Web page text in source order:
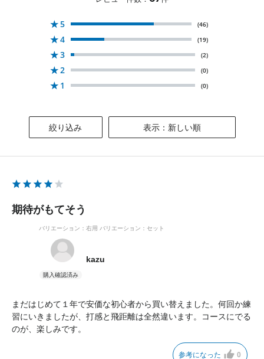
★5 (46)
★4 (19)
★3 (2)
★2 (0)
★ 1 (0)
絞り込み 表示：新しい順
期待がもてそう
バリエーション：右用 バリエーション：セット
kazu
まだはじめて１年で安価な初心者から買い替えました。何回か練
習にいきましたが、打感と飛距離は全然違います。コースにでる
のが、楽しみです。
参考になった 0